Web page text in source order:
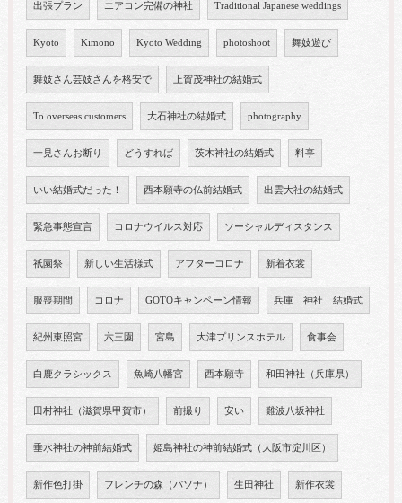
出張プラン エアコン完備の神社 Traditional Japanese weddings
Kyoto Kimono Kyoto Wedding photoshoot 舞妓遊び
舞妓さん芸妓さんを格安で 上賀茂神社の結婚式
To overseas customers 大石神社の結婚式 photography
一見さんお断り どうすれば 茨木神社の結婚式 料亭
いい結婚式だった！ 西本願寺の仏前結婚式 出雲大社の結婚式
緊急事態宣言 コロナウイルス対応 ソーシャルディスタンス
祇園祭 新しい生活様式 アフターコロナ 新着衣裳
服喪期間 コロナ GOTOキャンペーン情報 兵庫 神社 結婚式
紀州東照宮 六三園 宮島 大津プリンスホテル 食事会
白鹿クラシックス 魚崎八幡宮 西本願寺 和田神社（兵庫県）
田村神社（滋賀県甲賀市） 前撮り 安い 難波八坂神社
垂水神社の神前結婚式 姫島神社の神前結婚式（大阪市淀川区）
新作色打掛 フレンチの森（パソナ） 生田神社 新作衣裳